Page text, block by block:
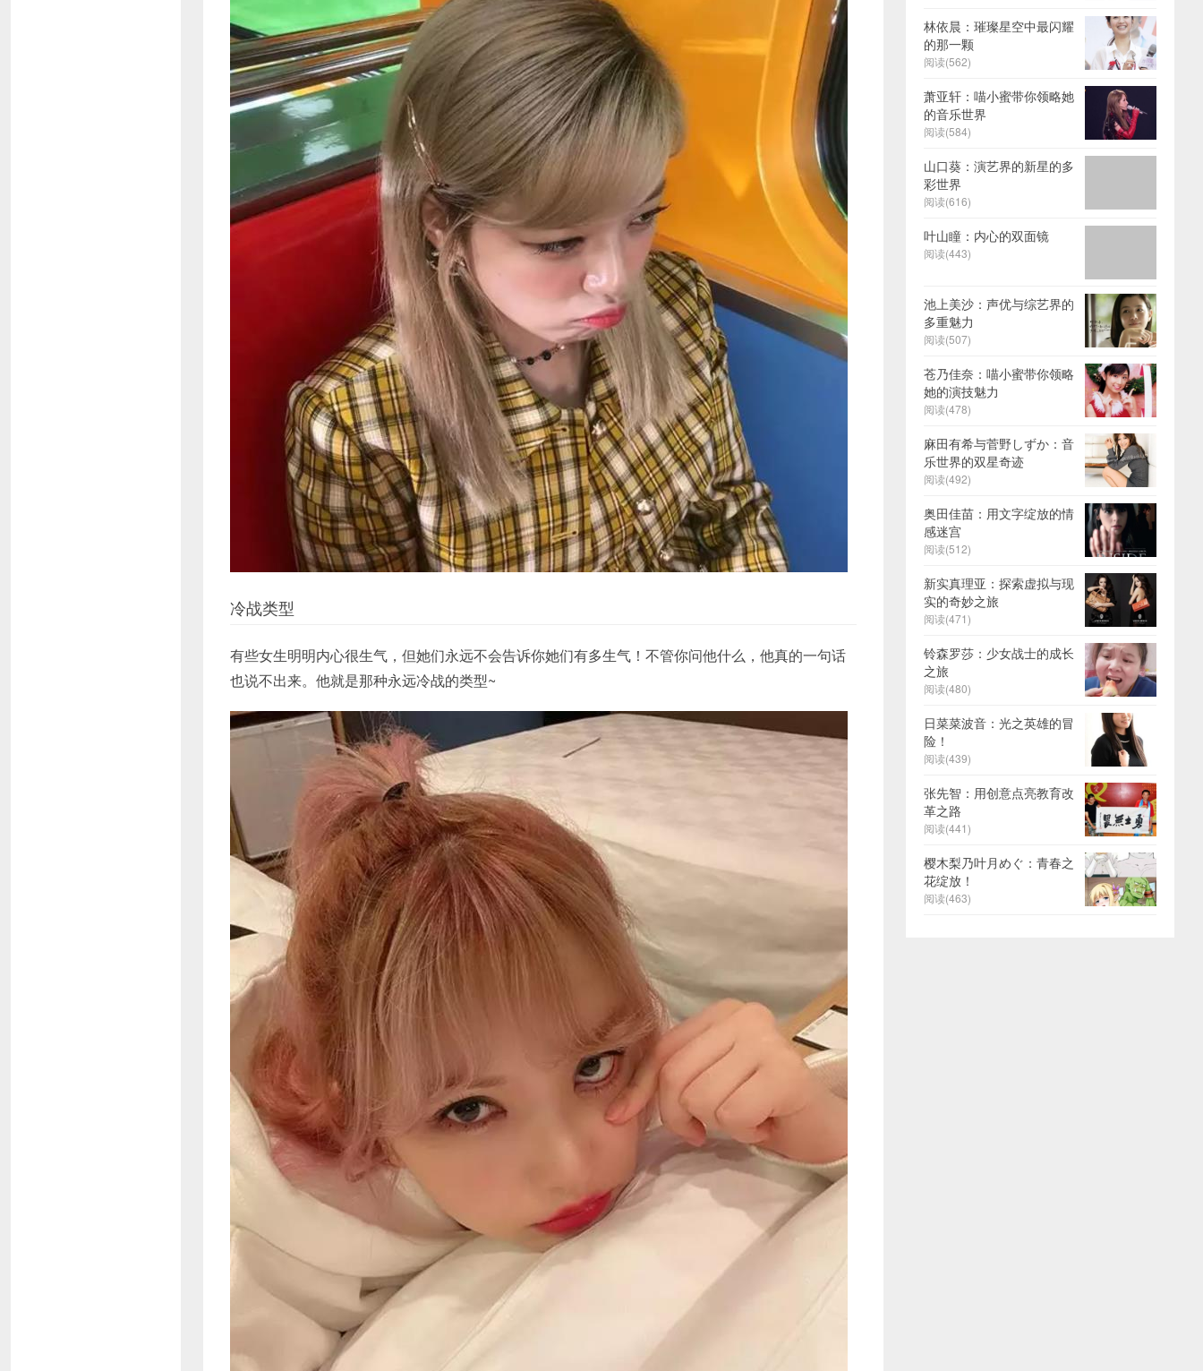
冷战类型
有些女生明明内心很生气，但她们永远不会告诉你她们有多生气！不管你问他什么，他真的一句话
也说不出来。他就是那种永远冷战的类型~
林依晨：璀璨星空中最闪耀
的那一颗
阅读(562)
萧亚轩：喵小蜜带你领略她
的音乐世界
阅读(584)
山口葵：演艺界的新星的多
彩世界
阅读(616)
叶山瞳：内心的双面镜
阅读(443)
池上美沙：声优与综艺界的
多重魅力
阅读(507)
苍乃佳奈：喵小蜜带你领略
她的演技魅力
阅读(478)
麻田有希与菅野しずか：音
乐世界的双星奇迹
阅读(492)
奥田佳苗：用文字绽放的情
感迷宫
阅读(512)
新实真理亚：探索虚拟与现
实的奇妙之旅
阅读(471)
铃森罗莎：少女战士的成长
之旅
阅读(480)
日菜菜波音：光之英雄的冒
险！
阅读(439)
张先智：用创意点亮教育改
革之路
阅读(441)
樱木梨乃叶月めぐ：青春之
花绽放！
阅读(463)